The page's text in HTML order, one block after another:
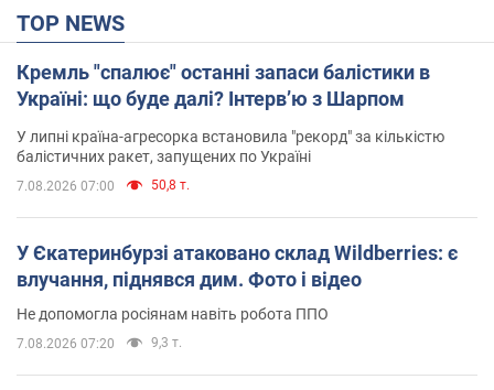
TOP NEWS
Кремль "спалює" останні запаси балістики в
Україні: що буде далі? Інтерв’ю з Шарпом
У липні країна-агресорка встановила "рекорд" за кількістю
балістичних ракет, запущених по Україні
7.08.2026 07:00 50,8 т.
У Єкатеринбурзі атаковано склад Wildberries: є
влучання, піднявся дим. Фото і відео
Не допомогла росіянам навіть робота ППО
7.08.2026 07:20 9,3 т.